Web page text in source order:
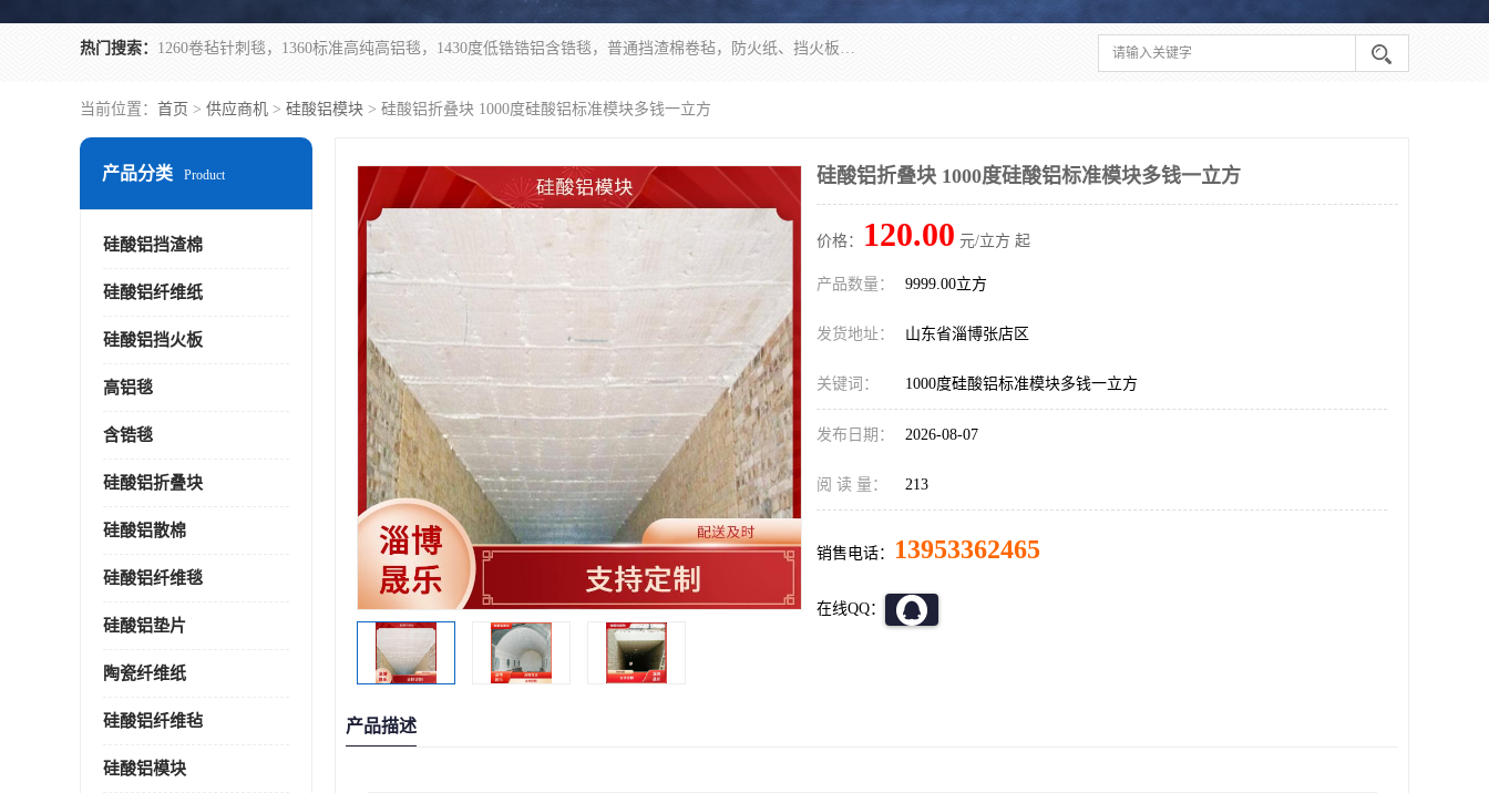
热门搜索： 1260卷毡针刺毯，1360标准高纯高铝毯，1430度低锆锆铝含锆毯，普通挡渣棉卷毡，防火纸、挡火板、隔热垫片模块、棉块、折叠块、散棉高温固化剂价格规格密度多少钱图片视频立方平米参数指标
当前位置： 首页 > 供应商机 > 硅酸铝模块 > 硅酸铝折叠块 1000度硅酸铝标准模块多钱一立方
产品分类 Product
硅酸铝挡渣棉
硅酸铝纤维纸
硅酸铝挡火板
高铝毯
含锆毯
硅酸铝折叠块
硅酸铝散棉
硅酸铝纤维毯
硅酸铝垫片
陶瓷纤维纸
硅酸铝纤维毡
硅酸铝模块
硅酸铝折叠块 1000度硅酸铝标准模块多钱一立方
价格： 120.00 元/立方 起
产品数量： 9999.00立方
发货地址： 山东省淄博张店区
关键词： 1000度硅酸铝标准模块多钱一立方
发布日期： 2026-08-07
阅 读 量： 213
销售电话： 13953362465
在线QQ：
产品描述